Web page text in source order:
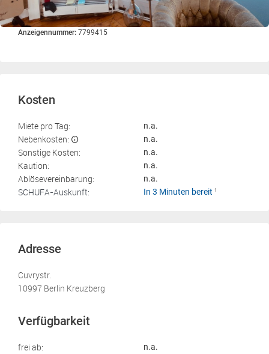
Anzeigennummer: 7799415
Kosten
Miete pro Tag: n.a.
Nebenkosten: n.a.
Sonstige Kosten: n.a.
Kaution: n.a.
Ablösevereinbarung: n.a.
SCHUFA-Auskunft: In 3 Minuten bereit 1
Adresse
Cuvrystr.
10997 Berlin Kreuzberg
Verfügbarkeit
frei ab: n.a.